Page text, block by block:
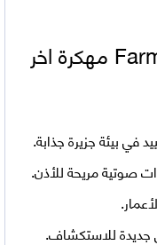
مميزات تحميل لعبة Farm Land مهكرة اخر
في بيئة جزيرة جذابة.
صوتية مريحة للأذن.
جديدة للاستكشاف.